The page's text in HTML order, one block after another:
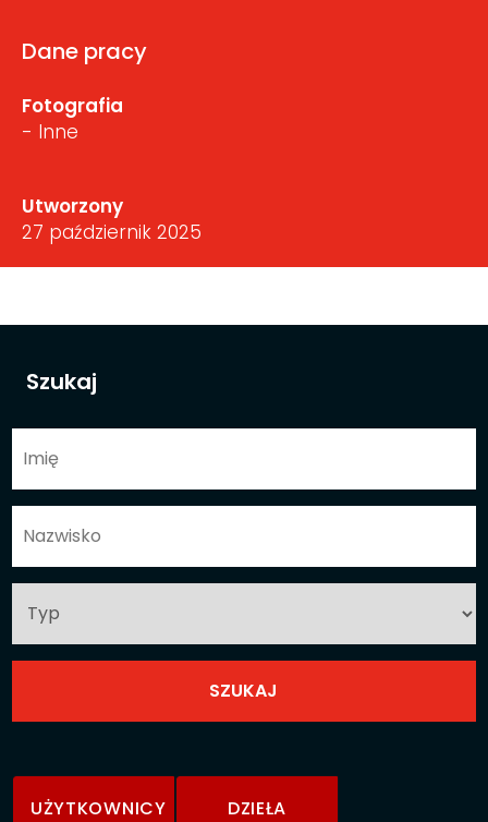
Szukaj
UŻYTKOWNICY DZIEŁA
Dane pracy
Fotografia
- Inne
Utworzony
27 październik 2025